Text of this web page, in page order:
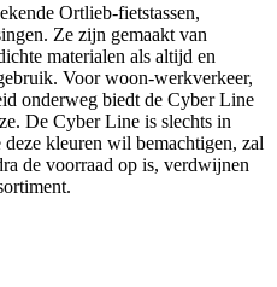
Ortlieb-fietstassen,
Ze zijn gemaakt van
materialen als altijd en
Voor woon-werkverkeer,
onderweg biedt de Cyber Line
De Cyber Line is slechts in
kleuren wil bemachtigen, zal
de voorraad op is, verdwijnen